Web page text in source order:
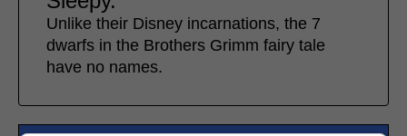
Unlike their Disney incarnations, the 7
dwarfs in the Brothers Grimm fairy tale
have no names.